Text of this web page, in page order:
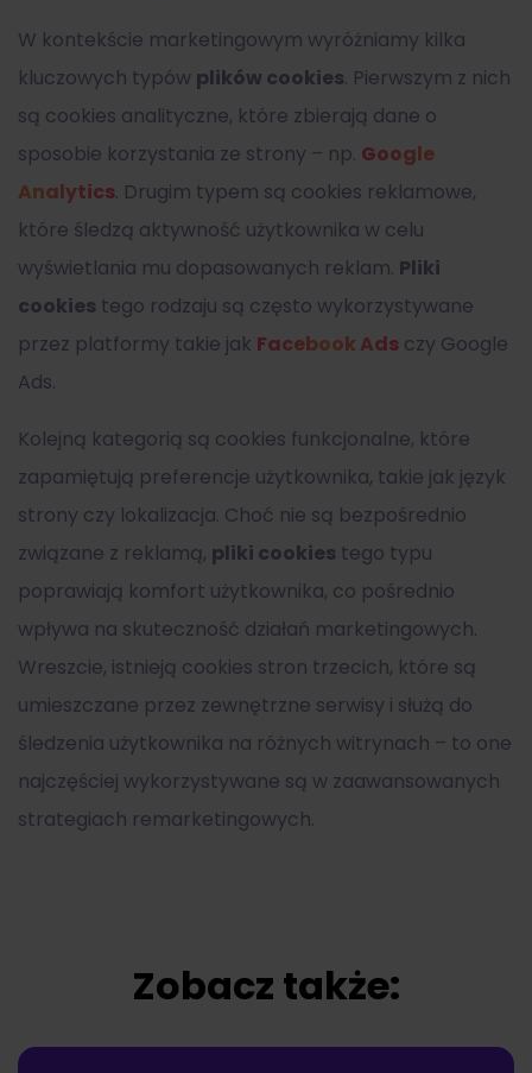
W kontekście marketingowym wyróżniamy kilka
kluczowych typów plików cookies. Pierwszym z nich
są cookies analityczne, które zbierają dane o
sposobie korzystania ze strony – np. Google
Analytics. Drugim typem są cookies reklamowe,
które śledzą aktywność użytkownika w celu
wyświetlania mu dopasowanych reklam. Pliki
cookies tego rodzaju są często wykorzystywane
przez platformy takie jak Facebook Ads czy Google
Ads.
Kolejną kategorią są cookies funkcjonalne, które
zapamiętują preferencje użytkownika, takie jak język
strony czy lokalizacja. Choć nie są bezpośrednio
związane z reklamą, pliki cookies tego typu
poprawiają komfort użytkownika, co pośrednio
wpływa na skuteczność działań marketingowych.
Wreszcie, istnieją cookies stron trzecich, które są
umieszczane przez zewnętrzne serwisy i służą do
śledzenia użytkownika na różnych witrynach – to one
najczęściej wykorzystywane są w zaawansowanych
strategiach remarketingowych.
Zobacz także: